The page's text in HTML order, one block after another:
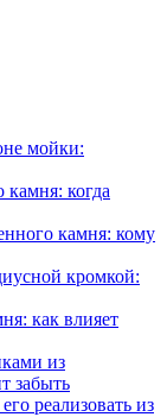
мойки:
когда
камня: кому
кромкой:
как влияет
из
забыть
реализовать из